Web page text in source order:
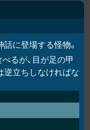
に登場する怪物。
るが、目が足の甲
逆立ちしなければな